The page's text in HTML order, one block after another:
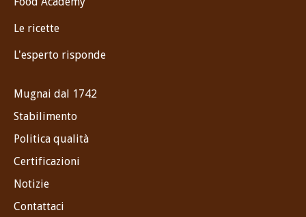
Le ricette
L'esperto risponde
Mugnai dal 1742
Stabilimento
Politica qualità
Certificazioni
Notizie
Contattaci